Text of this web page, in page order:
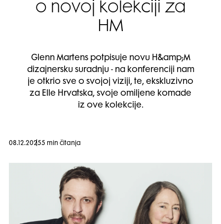
o novoj kolekciji za
HM
Glenn Martens potpisuje novu H&amp;M
dizajnersku suradnju - na konferenciji nam
je otkrio sve o svojoj viziji, te, ekskluzivno
za Elle Hrvatska, svoje omiljene komade
iz ove kolekcije.
08.12.20255 min čitanja